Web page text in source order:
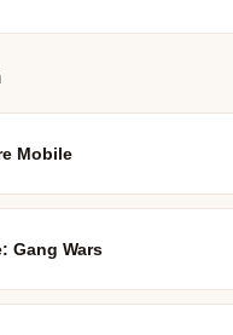
Mobile
Gang Wars